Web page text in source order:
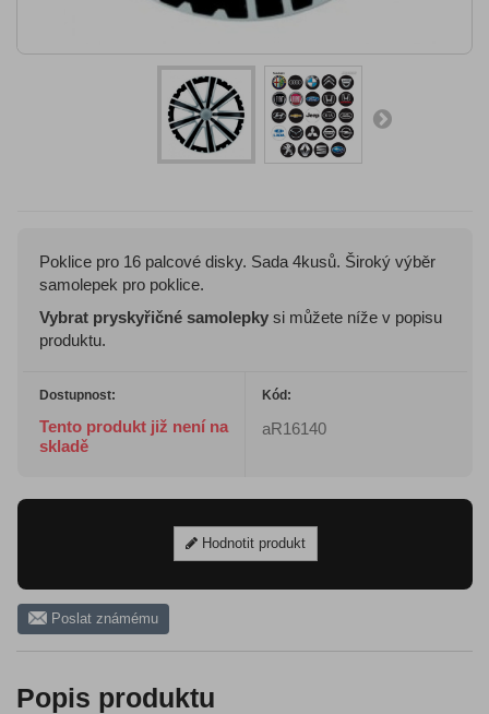
Poklice pro 16 palcové disky. Sada 4kusů. Široký výběr
samolepek pro poklice.
Vybrat pryskyřičné samolepky si můžete níže v popisu
produktu.
Dostupnost:
Tento produkt již není na
skladě
Kód:
aR16140
Hodnotit produkt
Poslat známému
Popis produktu